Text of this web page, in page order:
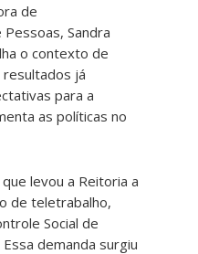
de
Sandra
o contexto de
já
para a
as políticas no
levou a Reitoria a
de teletrabalho,
Social de
demanda surgiu